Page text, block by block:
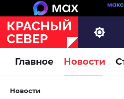
Главное Новости
Новости